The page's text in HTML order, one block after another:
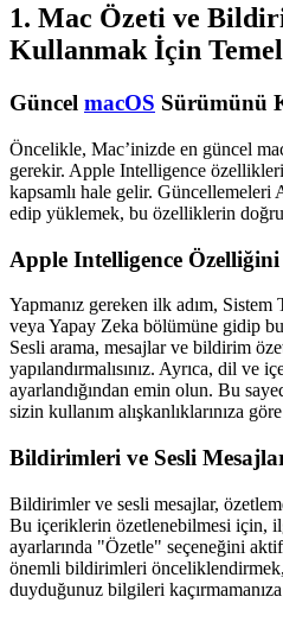
1. Mac Özeti ve
Kullanmak İçin
Güncel macOS Sürümünü
Öncelikle, Mac’inizde en güncel
gerekir. Apple Intelligence
kapsamlı hale gelir. Güncellemeleri
edip yüklemek, bu özelliklerin doğru
Apple Intelligence
Yapmanız gereken ilk adım,
veya Yapay Zeka bölümüne gidip
Sesli arama, mesajlar ve bildirim
yapılandırmalısınız. Ayrıca, dil ve
ayarlandığından emin olun. Bu
sizin kullanım alışkanlıklarınıza
Bildirimleri ve Sesli
Bildirimler ve sesli mesajlar,
Bu içeriklerin özetlenebilmesi için,
ayarlarında "Özetle" seçeneğini
önemli bildirimleri
duyduğunuz bilgileri kaçırmamanıza